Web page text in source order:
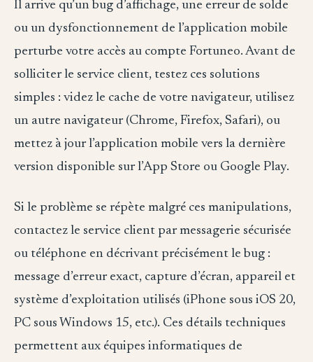
Il arrive qu’un bug d’affichage, une erreur de solde
ou un dysfonctionnement de l’application mobile
perturbe votre accès au compte Fortuneo. Avant de
solliciter le service client, testez ces solutions
simples : videz le cache de votre navigateur, utilisez
un autre navigateur (Chrome, Firefox, Safari), ou
mettez à jour l’application mobile vers la dernière
version disponible sur l’App Store ou Google Play.
Si le problème se répète malgré ces manipulations,
contactez le service client par messagerie sécurisée
ou téléphone en décrivant précisément le bug :
message d’erreur exact, capture d’écran, appareil et
système d’exploitation utilisés (iPhone sous iOS 20,
PC sous Windows 15, etc.). Ces détails techniques
permettent aux équipes informatiques de